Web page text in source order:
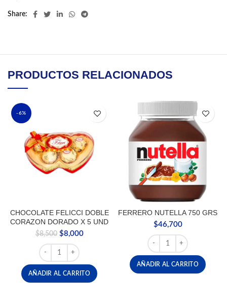
Share
PRODUCTOS RELACIONADOS
-6%
CHOCOLATE FELICCI DOBLE
CORAZON DORADO X 5 UND
$8,500 El
precio
original
era:
$8,500.
$8,000El
$8,000.
CHOCOLATE FELICCI DOBLE CORAZON DORADO X 5
AÑADIR AL CARRITO
FERRERO NUTELLA 750 GRS
$46,700
FERRERO NUTELLA
AÑADIR AL CARRITO